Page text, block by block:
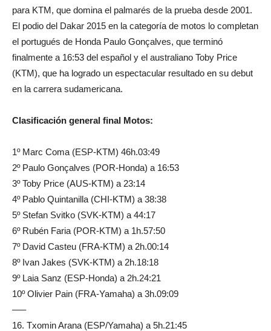
para KTM, que domina el palmarés de la prueba desde 2001.
El podio del Dakar 2015 en la categoría de motos lo completan
el portugués de Honda Paulo Gonçalves, que terminó
finalmente a 16:53 del español y el australiano Toby Price
(KTM), que ha logrado un espectacular resultado en su debut
en la carrera sudamericana.
Clasificación general final Motos:
1º Marc Coma (ESP-KTM) 46h.03:49
2º Paulo Gonçalves (POR-Honda) a 16:53
3º Toby Price (AUS-KTM) a 23:14
4º Pablo Quintanilla (CHI-KTM) a 38:38
5º Stefan Svitko (SVK-KTM) a 44:17
6º Rubén Faria (POR-KTM) a 1h.57:50
7º David Casteu (FRA-KTM) a 2h.00:14
8º Ivan Jakes (SVK-KTM) a 2h.18:18
9º Laia Sanz (ESP-Honda) a 2h.24:21
10º Olivier Pain (FRA-Yamaha) a 3h.09:09
—–
16. Txomin Arana (ESP/Yamaha) a 5h.21:45